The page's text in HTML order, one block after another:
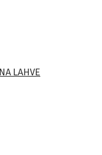
LAHVE